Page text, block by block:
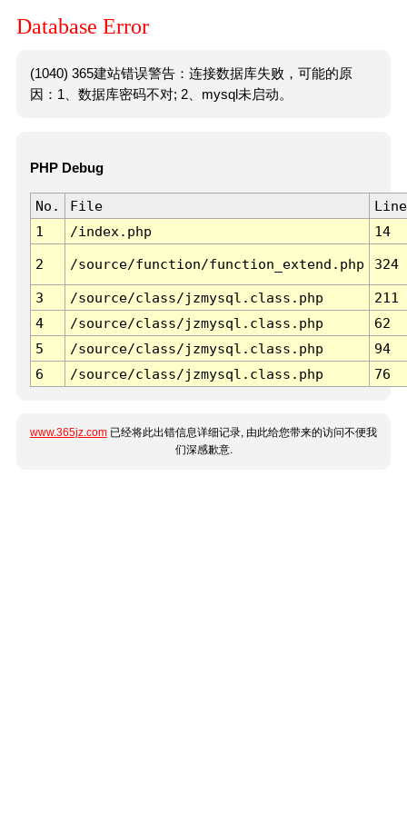
Database Error
(1040) 365建站错误警告：连接数据库失败，可能的原
因：1、数据库密码不对; 2、mysql未启动。
PHP Debug
No. File
Line
1
/index.php 14
2 /source/function/function_extend.php 324
3 /source/class/jzmysql.class.php
211
4
/source/class/jzmysql.class.php
62
5
/source/class/jzmysql.class.php
94
6
/source/class/jzmysql.class.php 76
www.365jz.com 已经将此出错信息详细记录, 由此给您带来的访问不便我
们深感歉意.